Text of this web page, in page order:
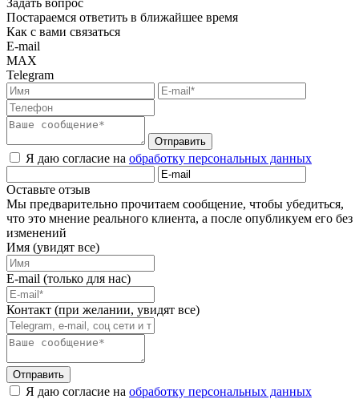
Постараемся ответить в ближайшее время
Как с вами связаться
E-mail
MAX
Telegram
Отправить
Я даю согласие на обработку персональных данных
Оставьте отзыв
Мы предварительно прочитаем сообщение, чтобы убедиться,
что это мнение реального клиента, а после опубликуем его без
изменений
Имя (увидят все)
E-mail (только для нас)
Контакт (при желании, увидят все)
Отправить
Я даю согласие на обработку персональных данных